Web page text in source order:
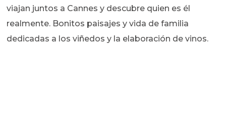
viajan juntos a Cannes y descubre quien es él
realmente. Bonitos paisajes y vida de familia
dedicadas a los viñedos y la elaboración de vinos.